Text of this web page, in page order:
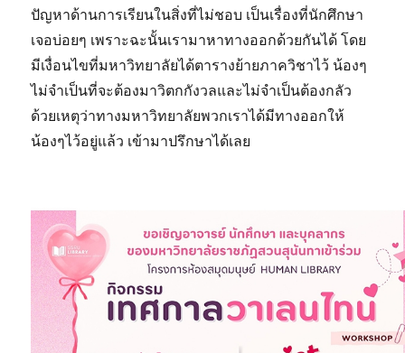
ปัญหาด้านการเรียนในสิ่งที่ไม่ชอบ เป็นเรื่องที่นักศึกษา
เจอบ่อยๆ เพราะฉะนั้นเรามาหาทางออกด้วยกันได้ โดย
มีเงื่อนไขที่มหาวิทยาลัยได้ตารางย้ายภาควิชาไว้ น้องๆ
ไม่จำเป็นที่จะต้องมาวิตกกังวลและไม่จำเป็นต้องกลัว
ด้วยเหตุว่าทางมหาวิทยาลัยพวกเราได้มีทางออกให้
น้องๆไว้อยู่แล้ว เข้ามาปรึกษาได้เลย